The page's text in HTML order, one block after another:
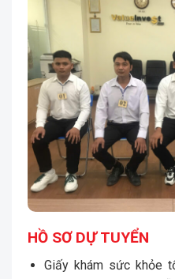
HỒ SƠ DỰ TUYỂN
Giấy khám sức khỏe